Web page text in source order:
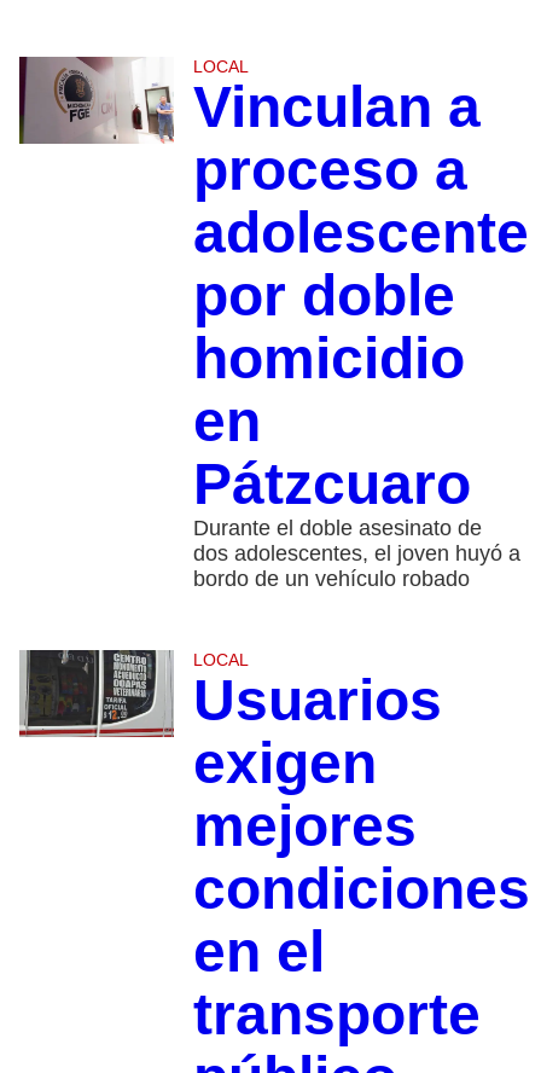
LOCAL
Vinculan a
proceso a
adolescente
por doble
homicidio
en
Pátzcuaro
Durante el doble asesinato de
dos adolescentes, el joven huyó a
bordo de un vehículo robado
LOCAL
Usuarios
exigen
mejores
condiciones
en el
transporte